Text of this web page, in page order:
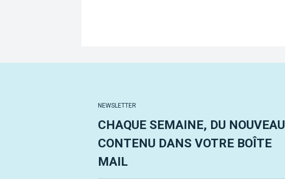
NEWSLETTER
CHAQUE SEMAINE, DU NOUVEAU
CONTENU DANS VOTRE BOÎTE
MAIL